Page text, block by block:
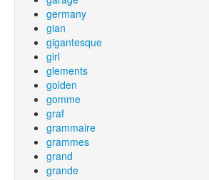
germany
gian
gigantesque
girl
glements
golden
gomme
graf
grammaire
grammes
grand
grande